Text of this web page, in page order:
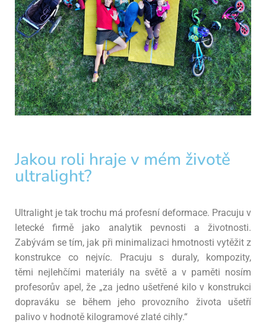
Jakou roli hraje v mém životě
ultralight?
Ultralight je tak trochu má profesní deformace. Pracuju v
letecké firmě jako analytik pevnosti a životnosti.
Zabývám se tím, jak při minimalizaci hmotnosti vytěžit z
konstrukce co nejvíc. Pracuju s duraly, kompozity,
těmi nejlehčími materiály na světě a v paměti nosím
profesorův apel, že „za jedno ušetřené kilov konstrukci
dopraváku se během jeho provozního života ušetří
palivo v hodnotě kilogramové zlaté cihly.“